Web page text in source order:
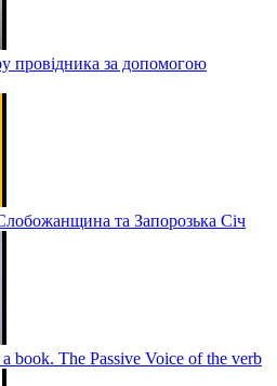
провідника за допомогою
та Запорозька Січ
book. The Passive Voice of the verb